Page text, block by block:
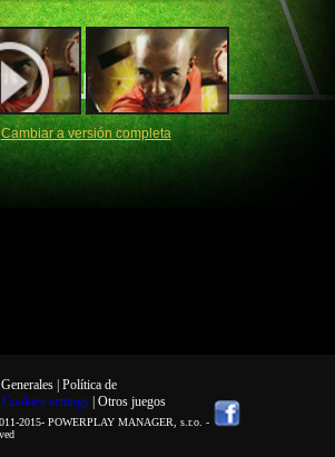
Cambiar a versión completa
| Política de
Cookies settings | Otros juegos
2015- POWERPLAY MANAGER, s.r.o. -